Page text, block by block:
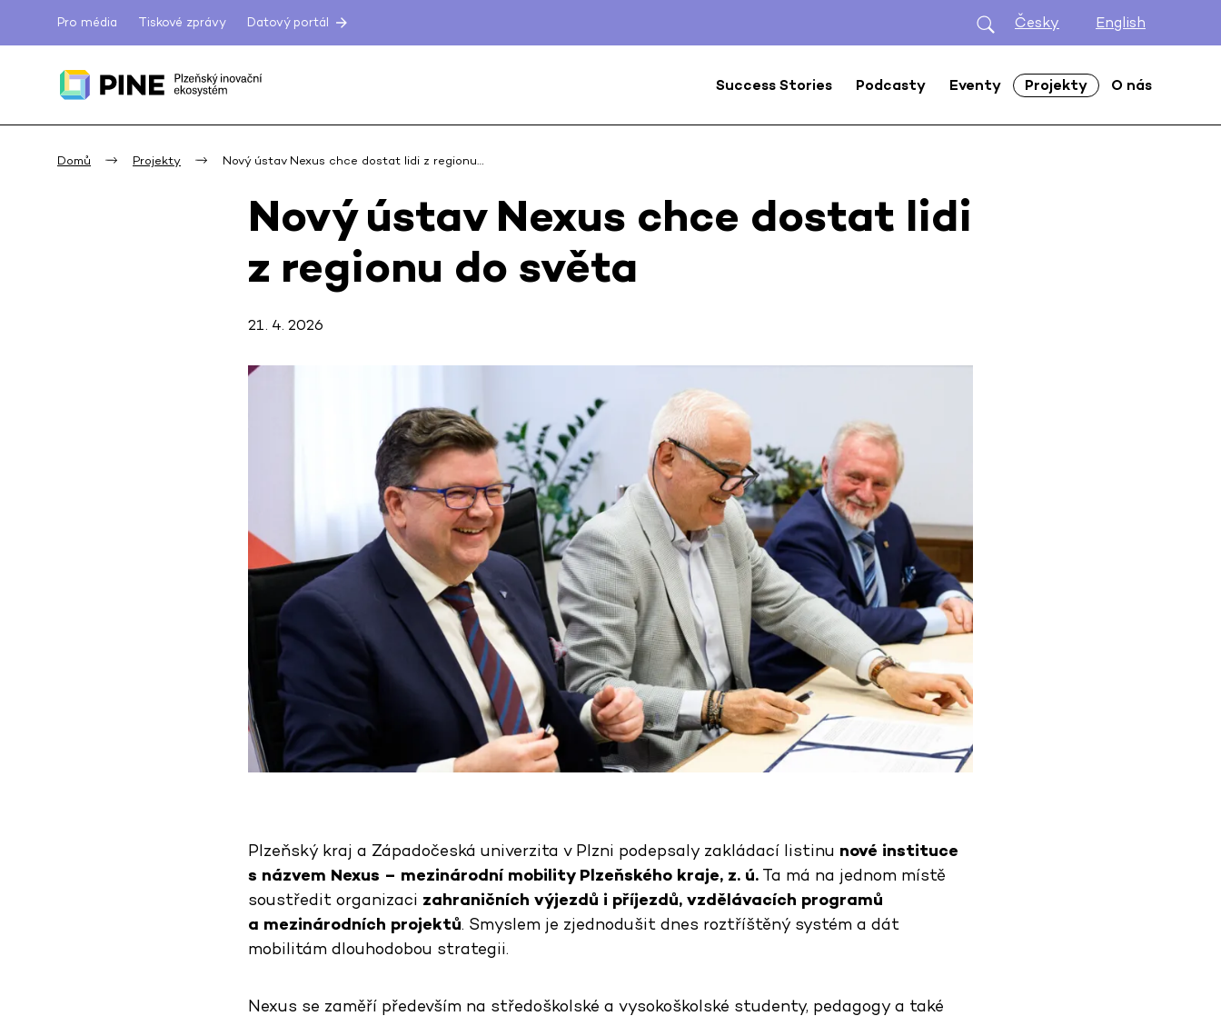
Pro média Tiskové zprávy Datový portál Česky English
Success Stories Podcasty Eventy Projekty O nás
Domů Projekty Nový ústav Nexus chce dostat lidi z regionu…
Nový ústav Nexus chce dostat lidi
z regionu do světa
21. 4. 2026
Plzeňský kraj a Západočeská univerzita v Plzni podepsaly zakládací listinu nové instituce
s názvem Nexus – mezinárodní mobility Plzeňského kraje, z. ú.Ta má na jednom místě
soustředit organizaci zahraničních výjezdů i příjezdů, vzdělávacích programů
a mezinárodních projektů. Smyslem je zjednodušit dnes roztříštěný systém a dát
mobilitám dlouhodobou strategii.
Nexus se zaměří především na středoškolské a vysokoškolské studenty, pedagogy a také